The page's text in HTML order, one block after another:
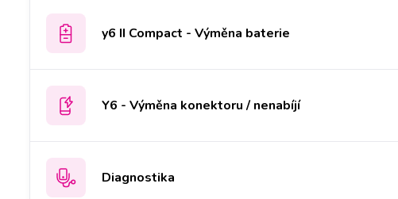
y6 II Compact - Výměna baterie
Y6 - Výměna konektoru / nenabíjí
Diagnostika